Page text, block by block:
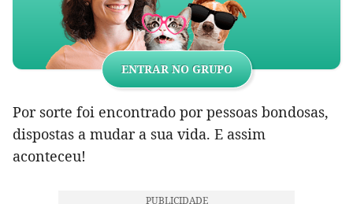
ENTRAR NO GRUPO
Por sorte foi encontrado por pessoas bondosas,
dispostas a mudar a sua vida. E assim
aconteceu!